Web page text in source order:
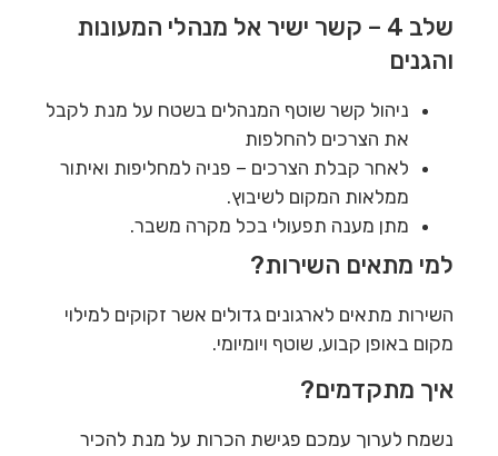
שלב 4 – קשר ישיר אל מנהלי המעונות
והגנים
ניהול קשר שוטף המנהלים בשטח על מנת לקבל
את הצרכים להחלפות
לאחר קבלת הצרכים – פניה למחליפות ואיתור
ממלאות המקום לשיבוץ.
מתן מענה תפעולי בכל מקרה משבר.
למי מתאים השירות?
השירות מתאים לארגונים גדולים אשר זקוקים למילוי
מקום באופן קבוע, שוטף ויומיומי.
איך מתקדמים?
נשמח לערוך עמכם פגישת הכרות על מנת להכיר